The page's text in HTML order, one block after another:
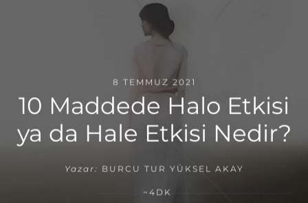
8 TEMMUZ 2021
10 Maddede Halo Etkisi
ya da Hale Etkisi Nedir?
Yazar: BURCU TUR YÜKSEL AKAY
~4DK